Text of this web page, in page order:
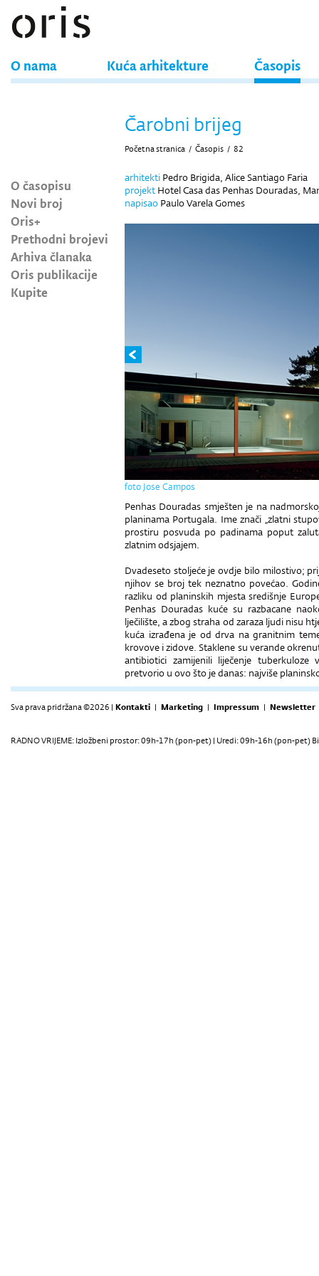
O nama Kuća arhitekture Časopis
O časopisu
Novi broj
Oris+
Prethodni brojevi
Arhiva članaka
Oris publikacije
Kupite
Čarobni brijeg
Početna stranica / Časopis / 82
arhitekti Pedro Brigida, Alice Santiago Faria
projekt Hotel Casa das Penhas Douradas,
napisao Paulo Varela Gomes
foto Jose Campos
Penhas Douradas smješten je na
planinama Portugala. Ime znači „zlatni
prostiru posvuda po padinama poput
zlatnim odsjajem.
Dvadeseto stoljeće je ovdje bilo milostivo;
njihov se broj tek neznatno povećao.
razliku od planinskih mjesta središnje
Penhas Douradas kuće su razbacane
lječilište, a zbog straha od zaraza ljudi nisu
kuća izrađena je od drva na granitnim
krovove i zidove. Staklene su verande
antibiotici zamijenili liječenje
pretvorio u ovo što je danas: najviše
Sva prava pridržana ©2026 | Kontakti | Marketing | Impressum | Newsletter
RADNO VRIJEME: Izložbeni prostor: 09h-17h (pon-pet) | Uredi: 09h-16h (pon-pet)